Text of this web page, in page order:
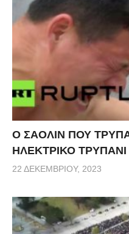
Ο ΣΑΟΛΙΝ ΠΟΥ
ΗΛΕΚΤΡΙΚΟ ΤΡΥΠΑΝΙ
22 ΔΕΚΕΜΒΡΊΟΥ, 2023